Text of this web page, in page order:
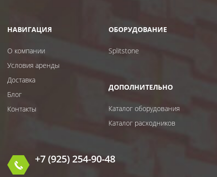
НАВИГАЦИЯ
О компании
Условия аренды
Доставка
Блог
Контакты
ОБОРУДОВАНИЕ
Splitstone
ДОПОЛНИТЕЛЬНО
Каталог оборудования
Каталог расходников
+7 (925) 254-90-48